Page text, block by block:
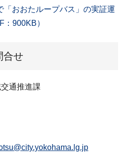
「おおたループバス」の実証運
900KB）
合せ
通推進課